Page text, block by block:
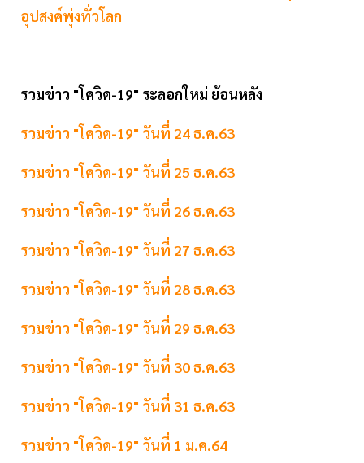
อุปสงค์พุ่งทั่วโลก
รวมข่าว "โควิด-19" ระลอกใหม่ ย้อนหลัง
รวมข่าว "โควิด-19" วันที่ 24 ธ.ค.63
รวมข่าว "โควิด-19" วันที่ 25 ธ.ค.63
รวมข่าว "โควิด-19" วันที่ 26 ธ.ค.63
รวมข่าว "โควิด-19" วันที่ 27 ธ.ค.63
รวมข่าว "โควิด-19" วันที่ 28 ธ.ค.63
รวมข่าว "โควิด-19" วันที่ 29 ธ.ค.63
รวมข่าว "โควิด-19" วันที่ 30 ธ.ค.63
รวมข่าว "โควิด-19" วันที่ 31 ธ.ค.63
รวมข่าว "โควิด-19" วันที่ 1 ม.ค.64